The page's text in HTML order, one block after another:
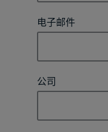
电子邮件
公司